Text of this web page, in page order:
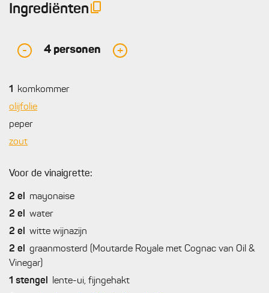
Ingrediënten
- 4 personen +
1
komkommer
olijfolie
peper
zout
Voor de vinaigrette:
2 el
mayonaise
2 el
water
2 el
witte wijnazijn
2 el
graanmosterd (Moutarde Royale met Cognac van Oil &
Vinegar)
1 stengel
lente-ui, fijngehakt